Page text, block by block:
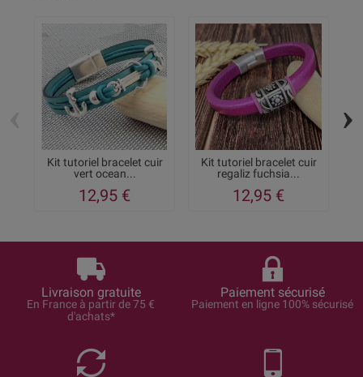
Kit tutoriel bracelet cuir
vert ocean...
12,95 €
Kit tutoriel bracelet cuir
regaliz fuchsia...
12,95 €
›
Livraison gratuite
En France à partir de 75 €
d'achats*
Paiement sécurisé
Paiement en ligne 100% sécurisé